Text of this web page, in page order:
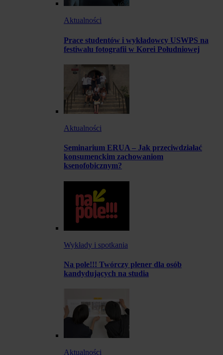
Aktualności
Prace studentów i wykładowcy USWPS na
festiwalu fotografii w Korei Południowej
Aktualności
Seminarium ERUA – Jak przeciwdziałać
konsumenckim zachowaniom
ksenofobicznym?
Wykłady i spotkania
Na pole!!! Twórczy plener dla osób
kandydujących na studia
Aktualności